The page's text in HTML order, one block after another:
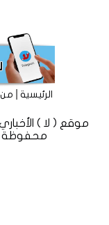
الرئيسية|